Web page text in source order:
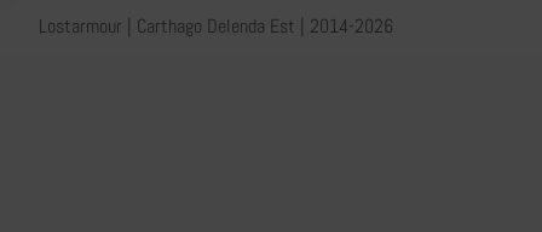
Lostarmour | Carthago Delenda Est | 2014-2026